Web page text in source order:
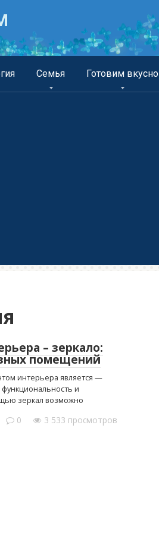
Семья Готовим вкусно
– зеркало:
помещений
интерьера является —
и
зеркал возможно
0 3 533 просмотров